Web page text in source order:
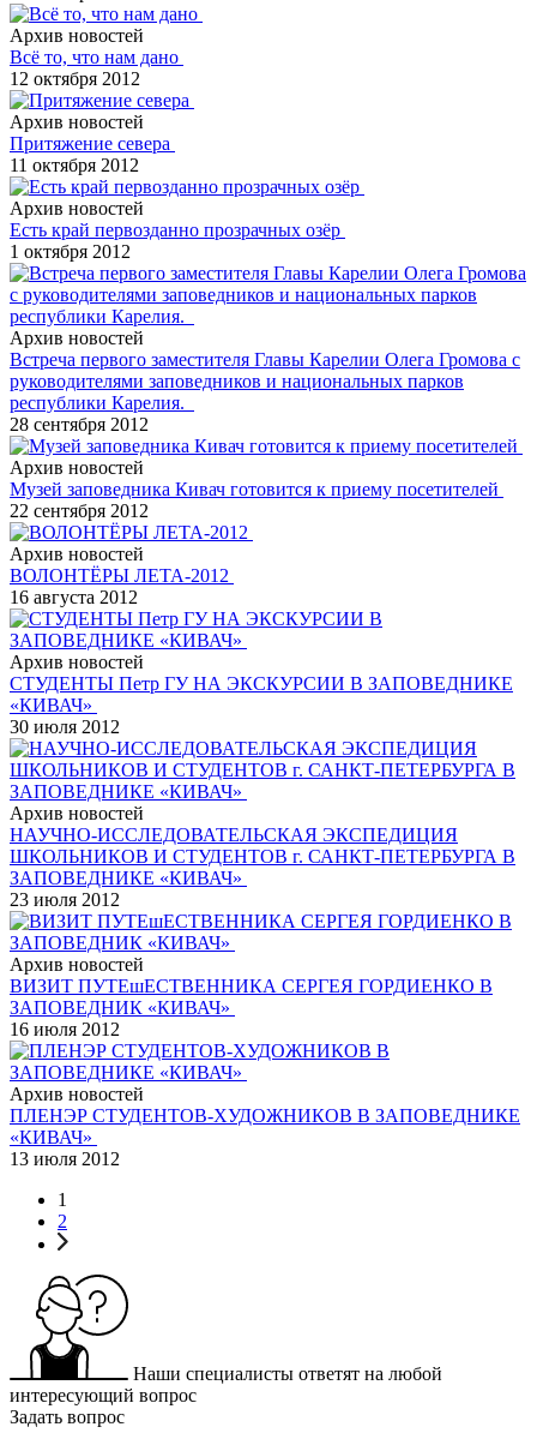
Архив новостей
Всё то, что нам дано
12 октября 2012
Архив новостей
Притяжение севера
11 октября 2012
Архив новостей
Есть край первозданно прозрачных озёр
1 октября 2012
Архив новостей
Встреча первого заместителя Главы Карелии Олега Громова с
руководителями заповедников и национальных парков
республики Карелия.
28 сентября 2012
Архив новостей
Музей заповедника Кивач готовится к приему посетителей
22 сентября 2012
Архив новостей
ВОЛОНТЁРЫ ЛЕТА-2012
16 августа 2012
Архив новостей
СТУДЕНТЫ Петр ГУ НА ЭКСКУРСИИ В ЗАПОВЕДНИКЕ
«КИВАЧ»
30 июля 2012
Архив новостей
НАУЧНО-ИССЛЕДОВАТЕЛЬСКАЯ ЭКСПЕДИЦИЯ
ШКОЛЬНИКОВ И СТУДЕНТОВ г. САНКТ-ПЕТЕРБУРГА В
ЗАПОВЕДНИКЕ «КИВАЧ»
23 июля 2012
Архив новостей
ВИЗИТ ПУТЕшЕСТВЕННИКА СЕРГЕЯ ГОРДИЕНКО В
ЗАПОВЕДНИК «КИВАЧ»
16 июля 2012
Архив новостей
ПЛЕНЭР СТУДЕНТОВ-ХУДОЖНИКОВ В ЗАПОВЕДНИКЕ
«КИВАЧ»
13 июля 2012
1
2
Наши специалисты ответят на любой
интересующий вопрос
Задать вопрос